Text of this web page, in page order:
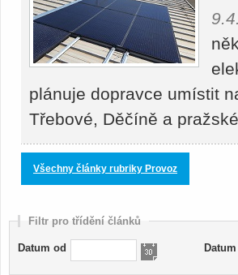
plánuje dopravce umístit
Třebové, Děčíně a
Všechny články rubriky Provoz
Filtr pro třídění článků
Datum od